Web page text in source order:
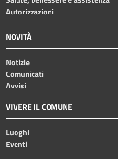
Autorizzazioni
NOVITÀ
Notizie
Comunicati
Avvisi
VIVERE IL COMUNE
Luoghi
Eventi